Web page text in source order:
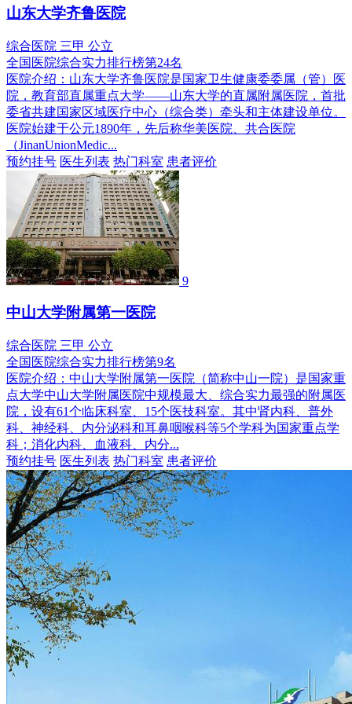
山东大学齐鲁医院
综合医院 三甲 公立
全国医院综合实力排行榜第24名
医院介绍： 山东大学齐鲁医院是国家卫生健康委委属（管）医
院，教育部直属重点大学——山东大学的直属附属医院，首批
委省共建国家区域医疗中心（综合类）牵头和主体建设单位。
医院始建于公元1890年，先后称华美医院、共合医院
（JinanUnionMedic...
预约挂号 医生列表 热门科室 患者评价
9
中山大学附属第一医院
综合医院 三甲 公立
全国医院综合实力排行榜第9名
医院介绍： 中山大学附属第一医院（简称中山一院）是国家重
点大学中山大学附属医院中规模最大、综合实力最强的附属医
院，设有61个临床科室、15个医技科室。其中肾内科、普外
科、神经科、内分泌科和耳鼻咽喉科等5个学科为国家重点学
科；消化内科、血液科、内分...
预约挂号 医生列表 热门科室 患者评价